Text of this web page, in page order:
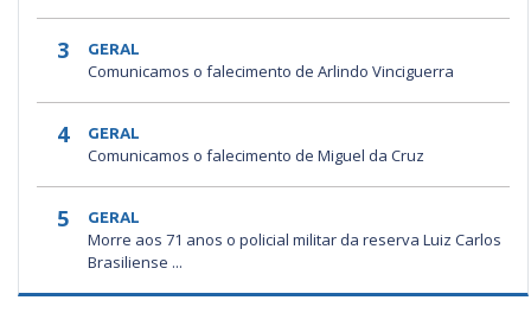
3 GERAL
Comunicamos o falecimento de Arlindo Vinciguerra
4 GERAL
Comunicamos o falecimento de Miguel da Cruz
5 GERAL
Morre aos 71 anos o policial militar da reserva Luiz Carlos
Brasiliense ...